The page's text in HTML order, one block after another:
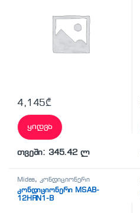
4,145₾
ყიდვა
თვეში: 345.42 ლ
Midea,კონდიციონერი
კონდიციონერი MSAB-
12HRN1-B